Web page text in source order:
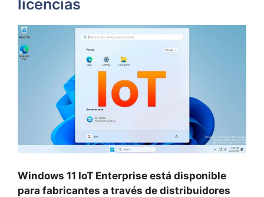
licencias
Windows 11 IoT Enterprise está disponible
para fabricantes a través de distribuidores